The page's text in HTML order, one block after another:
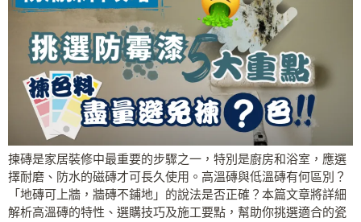
揀磚是家居裝修中最重要的步驟之一，特別是廚房和浴室，應選
擇耐磨、防水的磁磚才可長久使用。高溫磚與低溫磚有何區別？
「地磚可上牆，牆磚不鋪地」的說法是否正確？本篇文章將詳細
解析高溫磚的特性、選購技巧及施工要點，幫助你挑選適合的瓷